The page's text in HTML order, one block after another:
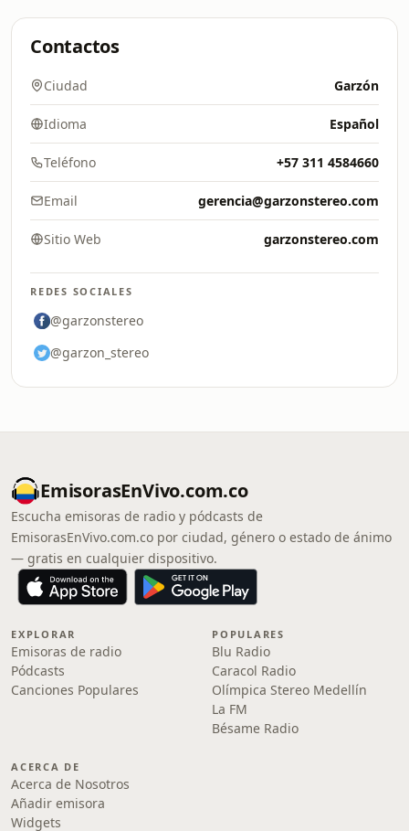
Contactos
Ciudad Garzón
Idioma Español
Teléfono +57 311 4584660
Email gerencia@garzonstereo.com
Sitio Web garzonstereo.com
REDES SOCIALES
@garzonstereo
@garzon_stereo
EmisorasEnVivo.com.co
Escucha emisoras de radio y pódcasts de
EmisorasEnVivo.com.co por ciudad, género o estado de ánimo
— gratis en cualquier dispositivo.
EXPLORAR
Emisoras de radio
Pódcasts
Canciones Populares
POPULARES
Blu Radio
Caracol Radio
Olímpica Stereo Medellín
La FM
Bésame Radio
ACERCA DE
Acerca de Nosotros
Añadir emisora
Widgets